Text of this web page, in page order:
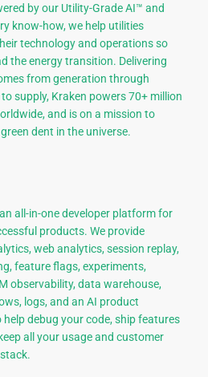
by our Utility-Grade AI™ and
know-how, we help utilities
technology and operations so
the energy transition. Delivering
from generation through
supply, Kraken powers 70+ million
and is on a mission to
dent in the universe.
all-in-one developer platform for
products. We provide
web analytics, session replay,
feature flags, experiments,
observability, data warehouse,
logs, and an AI product
debug your code, ship features
all your usage and customer